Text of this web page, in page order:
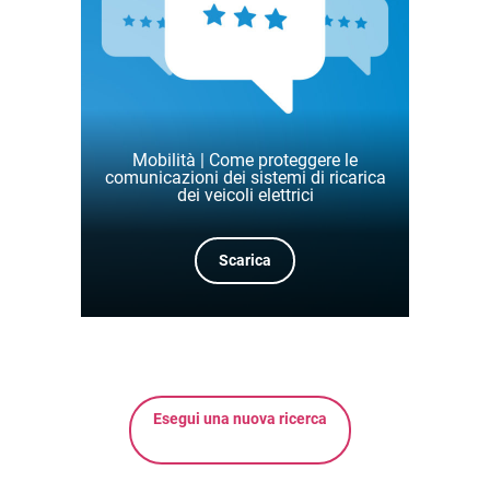
Mobilità | Come proteggere le
comunicazioni dei sistemi di ricarica
dei veicoli elettrici
Scarica
Esegui una nuova ricerca